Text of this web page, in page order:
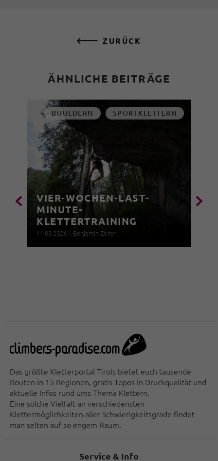
ZURÜCK
ÄHNLICHE BEITRÄGE
BOULDERN SPORTKLETTERN
VIER-WOCHEN-LAST-
MINUTE-
KLETTERTRAINING
11.03.2026 | Benjamin Zörer
Das größte Kletterportal Tirols bietet euch tausende
Routen in 15 Regionen, gratis Topos in Druckqualität und
aktuelle Infos rund ums Thema Klettern.
Eine solche Vielfalt an verschiedensten
Klettermöglichkeiten aller Schwierigkeitsgrade findet
man selten auf so engem Raum.
Service & Info